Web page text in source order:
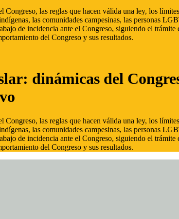
Congreso, las reglas que hacen válida una ley, los
las comunidades campesinas, las personas
de incidencia ante el Congreso, siguiendo el
del Congreso y sus resultados.
dinámicas del
Congreso, las reglas que hacen válida una ley, los
las comunidades campesinas, las personas
de incidencia ante el Congreso, siguiendo el
del Congreso y sus resultados.